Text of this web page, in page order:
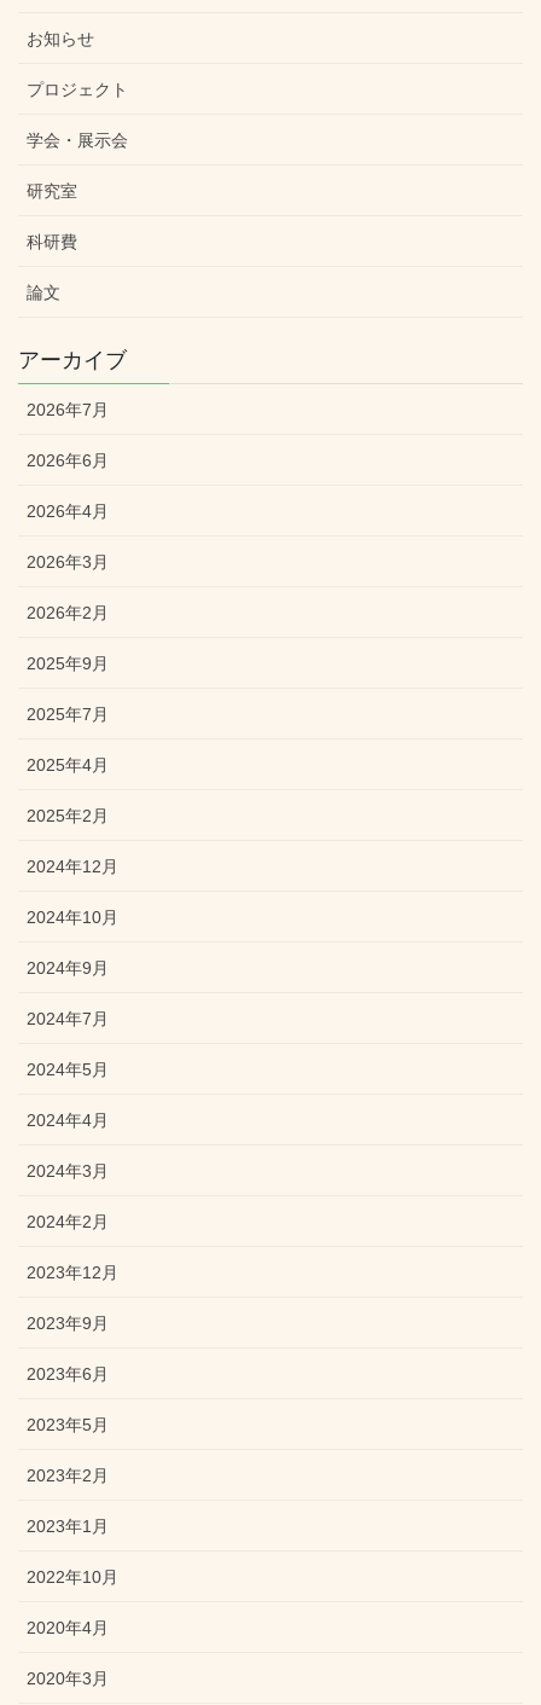
お知らせ
プロジェクト
学会・展示会
研究室
科研費
論文
アーカイブ
2026年7月
2026年6月
2026年4月
2026年3月
2026年2月
2025年9月
2025年7月
2025年4月
2025年2月
2024年12月
2024年10月
2024年9月
2024年7月
2024年5月
2024年4月
2024年3月
2024年2月
2023年12月
2023年9月
2023年6月
2023年5月
2023年2月
2023年1月
2022年10月
2020年4月
2020年3月